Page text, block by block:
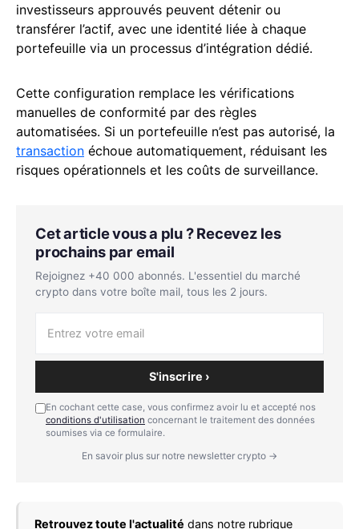
investisseurs approuvés peuvent détenir ou
transférer l’actif, avec une identité liée à chaque
portefeuille via un processus d’intégration dédié.
Cette configuration remplace les vérifications
manuelles de conformité par des règles
automatisées. Si un portefeuille n’est pas autorisé, la
transaction échoue automatiquement, réduisant les
risques opérationnels et les coûts de surveillance.
Cet article vous a plu ? Recevez les
prochains par email
Rejoignez +40 000 abonnés. L'essentiel du marché
crypto dans votre boîte mail, tous les 2 jours.
S'inscrire ›
En cochant cette case, vous confirmez avoir lu et accepté nos
conditions d'utilisation concernant le traitement des données
soumises via ce formulaire.
En savoir plus sur notre newsletter crypto →
Retrouvez toute l'actualité dans notre rubrique